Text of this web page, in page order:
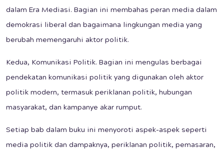
dalam Era Mediasi. Bagian ini membahas peran media dalam
demokrasi liberal dan bagaimana lingkungan media yang
berubah memengaruhi aktor politik.
Kedua, Komunikasi Politik. Bagian ini mengulas berbagai
pendekatan komunikasi politik yang digunakan oleh aktor
politik modern, termasuk periklanan politik, hubungan
masyarakat, dan kampanye akar rumput.
Setiap bab dalam buku ini menyoroti aspek-aspek seperti
media politik dan dampaknya, periklanan politik, pemasaran,